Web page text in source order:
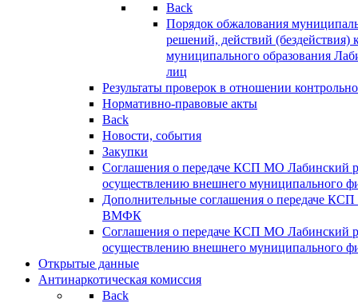
Back
Порядок обжалования
решений, действий (бездействия)
муниципального образования
лиц
Результаты проверок в отношении
Нормативно-правовые акты
Back
Новости, события
Закупки
Соглашения о передаче КСП МО Лабинский
осуществлению внешнего муниципального
Дополнительные соглашения о передаче
ВМФК
Соглашения о передаче КСП МО Лабинский
осуществлению внешнего муниципального
Открытые данные
Антинаркотическая комиссия
Back